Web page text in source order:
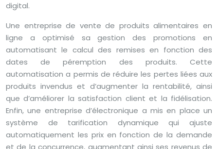
digital.
Une entreprise de vente de produits alimentaires en
ligne a optimisé sa gestion des promotions en
automatisant le calcul des remises en fonction des
dates de péremption des produits. Cette
automatisation a permis de réduire les pertes liées aux
produits invendus et d’augmenter la rentabilité, ainsi
que d’améliorer la satisfaction client et la fidélisation.
Enfin, une entreprise d’électronique a mis en place un
système de tarification dynamique qui ajuste
automatiquement les prix en fonction de la demande